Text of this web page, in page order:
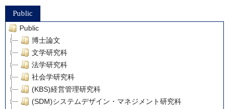
Public
Public
博士論文
文学研究科
法学研究科
社会学研究科
(KBS)経営管理研究科
(SDM)システムデザイン・マネジメント研究科